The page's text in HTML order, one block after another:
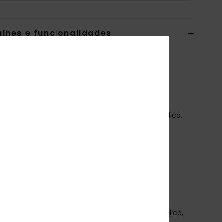
e funcionalidades
Fio de peso médio, 65% poliéster, 20% acrílico,
[Tecido principal] 65% poliéster, 20% acrílico,